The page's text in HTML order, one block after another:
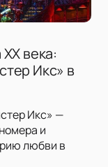
века:
Икс» в
Икс» —
и
любви в